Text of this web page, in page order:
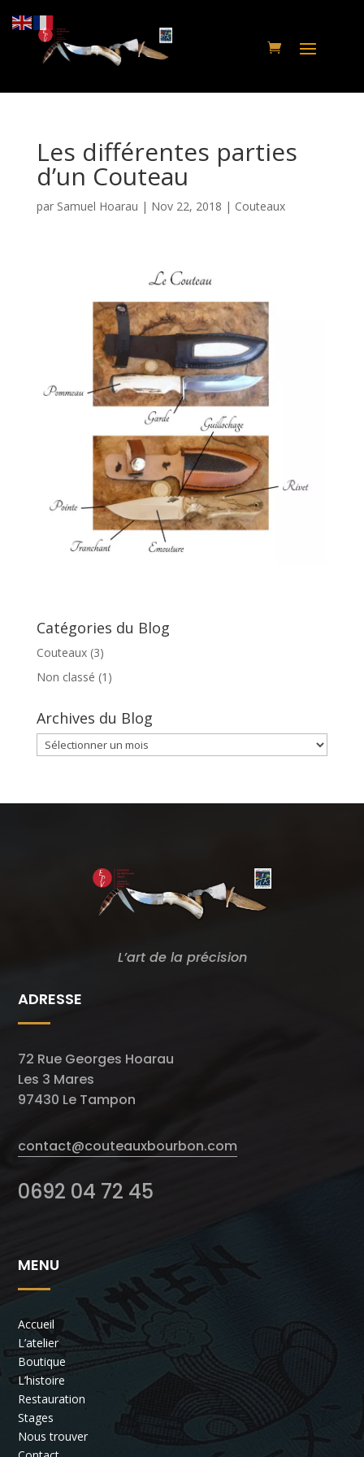
Les différentes parties
d’un Couteau
par Samuel Hoarau | Nov 22, 2018 | Couteaux
Catégories du Blog
Couteaux(3)
Non classé (1)
Archives du Blog
Archives
du
L’art de la précision
ADRESSE
72 Rue Georges Hoarau
Les 3 Mares
97430 Le Tampon
contact@couteauxbourbon.com
0692 04 72 45
MENU
Accueil
L’atelier
Boutique
L’histoire
Restauration
Stages
Nous trouver